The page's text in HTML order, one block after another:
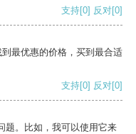
支持[0] 反对[0]
最优惠的价格，买到最合适
支持[0] 反对[0]
题。比如，我可以使用它来